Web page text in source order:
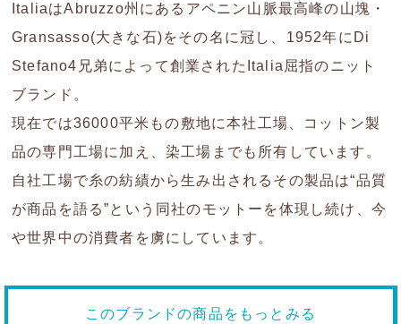
ItaliaはAbruzzo州にあるアペニン山脈最高峰の山塊・
Gransasso(大きな石)をその名に冠し、1952年にDi
Stefano4兄弟によって創業されたItalia屈指のニット
ブランド。
現在では36000平米もの敷地に本社工場、コットン製
品の専門工場に加え、染工場までも所有しています。
自社工場で糸の紡績から生み出されるその製品は“品質
が商品を語る”という同社のモットーを体現し続け、今
や世界中の消費者を虜にしています。
このブランドの商品をもっとみる